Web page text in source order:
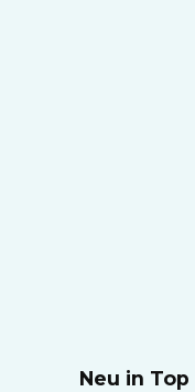
Neu in Top